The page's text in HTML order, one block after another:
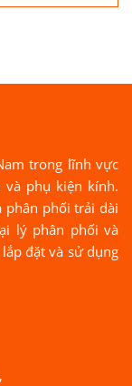
trong lĩnh vực
và phụ kiện kính.
phân phối trải dài
lý phân phối và
đặt và sử dụng